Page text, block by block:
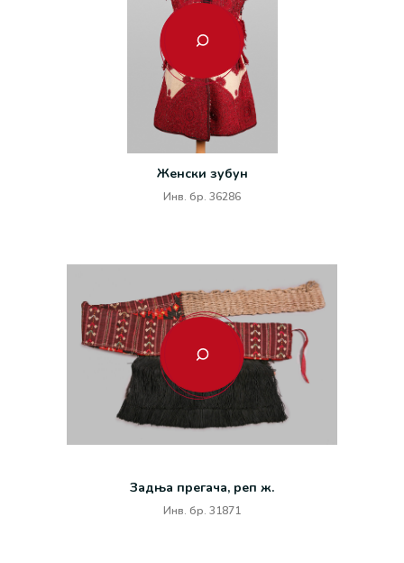
Женски зубун
Инв. бр. 36286
Задња прегача, реп ж.
Инв. бр. 31871